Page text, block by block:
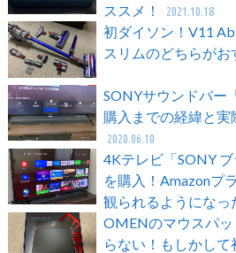
ススメ！
2021.10.18
初ダイソン！V11
スリムのどちらがお
SONYサウンドバー
購入までの経緯と実
2020.06.10
4Kテレビ「SONY
を購入！Amazonプ
観られるようになっ
OMENのマウスパ
らない！もしかして